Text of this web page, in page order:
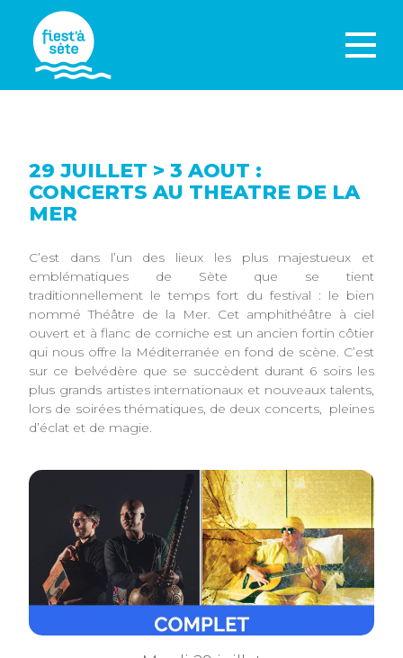
29 JUILLET > 3 AOUT :
CONCERTS AU THEATRE DE LA
MER
C’est dans l’un des lieux les plus majestueux et
emblématiques de Sète que se tient
traditionnellement le temps fort du festival : le bien
nommé Théâtre de la Mer. Cet amphithéâtre à ciel
ouvert et à flanc de corniche est un ancien fortin côtier
qui nous offre la Méditerranée en fond de scène. C’est
sur ce belvédère que se succèdent durant 6 soirs les
plus grands artistes internationaux et nouveaux talents,
lors de soirées thématiques, de deux concerts, pleines
d’éclat et de magie.